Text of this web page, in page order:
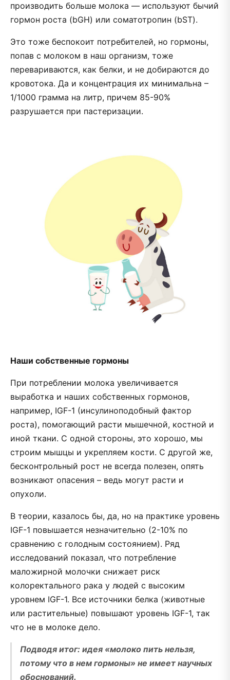
производить больше молока — используют бычий
гормон роста (bGH) или соматотропин (bST).
Это тоже беспокоит потребителей, но гормоны,
попав с молоком в наш организм, тоже
перевариваются, как белки, и не добираются до
кровотока. Да и концентрация их минимальна –
1/1000 грамма на литр, причем 85-90%
разрушается при пастеризации.
Наши собственные гормоны
При потреблении молока увеличивается
выработка и наших собственных гормонов,
например, IGF-1 (инсулиноподобный фактор
роста), помогающий расти мышечной, костной и
иной ткани. С одной стороны, это хорошо, мы
строим мышцы и укрепляем кости. С другой же,
бесконтрольный рост не всегда полезен, опять
возникают опасения – ведь могут расти и
опухоли.
В теории, казалось бы, да, но на практике уровень
IGF-1 повышается незначительно (2-10% по
сравнению с голодным состоянием). Ряд
исследований показал, что потребление
маложирной молочки снижает риск
колоректального рака у людей с высоким
уровнем IGF-1. Все источники белка (животные
или растительные) повышают уровень IGF-1, так
что не в молоке дело.
Подводя итог: идея «молоко пить нельзя,
потому что в нем гормоны» не имеет научных
обоснований.